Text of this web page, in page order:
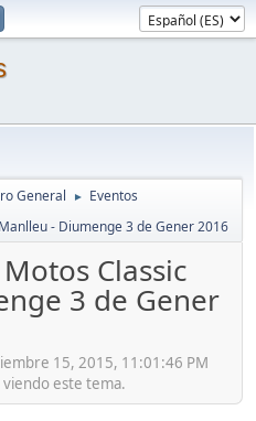
General ► Eventos
- Diumenge 3 de Gener 2016
Classic
3 de Gener
15, 2015, 11:01:46 PM
este tema.